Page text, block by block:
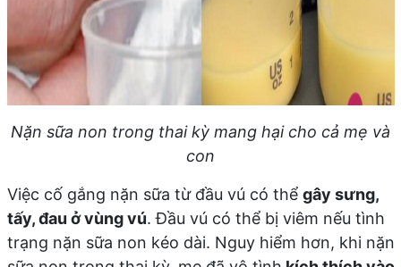
Nặn sữa non trong thai kỳ mang hại cho cả mẹ và
con
Việc cố gắng nặn sữa từ đầu vú có thể gây sưng,
tấy, đau ở vùng vú. Đầu vú có thể bị viêm nếu tình
trạng nặn sữa non kéo dài. Nguy hiểm hơn, khi nặn